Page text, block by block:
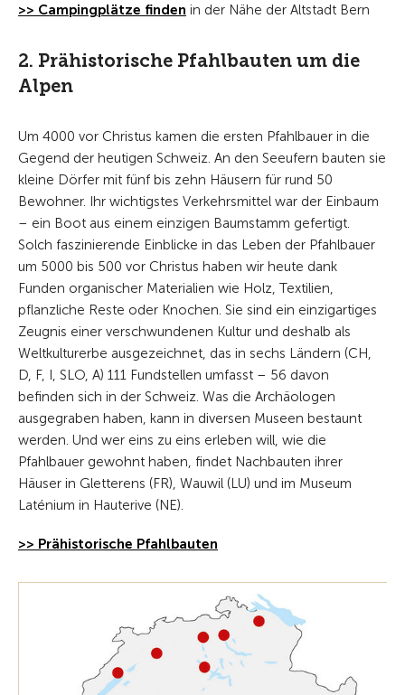
>> Campingplätze finden in der Nähe der Altstadt Bern
2. Prähistorische Pfahlbauten um die
Alpen
Um 4000 vor Christus kamen die ersten Pfahlbauer in die
Gegend der heutigen Schweiz. An den Seeufern bauten sie
kleine Dörfer mit fünf bis zehn Häusern für rund 50
Bewohner. Ihr wichtigstes Verkehrsmittel war der Einbaum
– ein Boot aus einem einzigen Baumstamm gefertigt.
Solch faszinierende Einblicke in das Leben der Pfahlbauer
um 5000 bis 500 vor Christus haben wir heute dank
Funden organischer Materialien wie Holz, Textilien,
pflanzliche Reste oder Knochen. Sie sind ein einzigartiges
Zeugnis einer verschwundenen Kultur und deshalb als
Weltkulturerbe ausgezeichnet, das in sechs Ländern (CH,
D, F, I, SLO, A) 111 Fundstellen umfasst – 56 davon
befinden sich in der Schweiz. Was die Archäologen
ausgegraben haben, kann in diversen Museen bestaunt
werden. Und wer eins zu eins erleben will, wie die
Pfahlbauer gewohnt haben, findet Nachbauten ihrer
Häuser in Gletterens (FR), Wauwil (LU) und im Museum
Laténium in Hauterive (NE).
>> Prähistorische Pfahlbauten